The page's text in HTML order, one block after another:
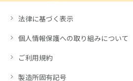
法律に基づく表示
個人情報保護への取り組みについて
ご利用規約
製造所固有記号